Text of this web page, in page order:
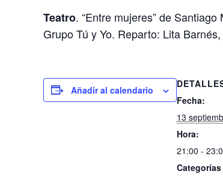
Teatro. “Entre mujeres” de
Grupo Tú y Yo. Reparto: Lita
Añadir al calendario
Fecha:
13
Hora:
21:00 -